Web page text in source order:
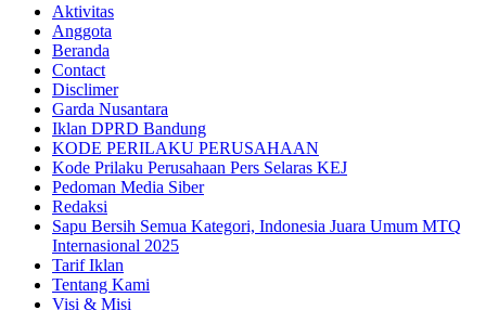
Aktivitas
Anggota
Beranda
Contact
Disclimer
Garda Nusantara
Iklan DPRD Bandung
KODE PERILAKU PERUSAHAAN
Kode Prilaku Perusahaan Pers Selaras KEJ
Pedoman Media Siber
Redaksi
Sapu Bersih Semua Kategori, Indonesia Juara Umum MTQ
Internasional 2025
Tarif Iklan
Tentang Kami
Visi & Misi